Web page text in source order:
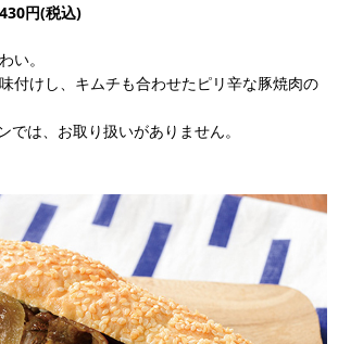
円(税込)
い。
付けし、キムチも合わせたピリ辛な豚焼肉の
は、お取り扱いがありません。